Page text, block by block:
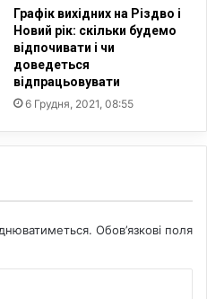
Графік вихідних на Різдво і
Новий рік: скільки будемо
відпочивати і чи
доведеться
відпрацьовувати
6 Грудня, 2021, 08:55
Обов’язкові поля